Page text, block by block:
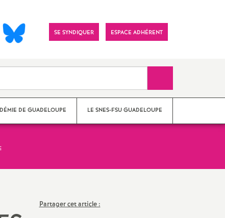
Visitez
notreSE SYNDIQUER ESPACE ADHÉRENT
DE GUADELOUPE LE SNES-FSU GUADELOUPE
Partager cet article :